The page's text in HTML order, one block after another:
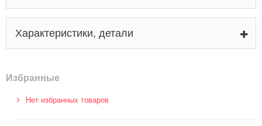
Характеристики, детали
Избранные
Нет избранных товаров